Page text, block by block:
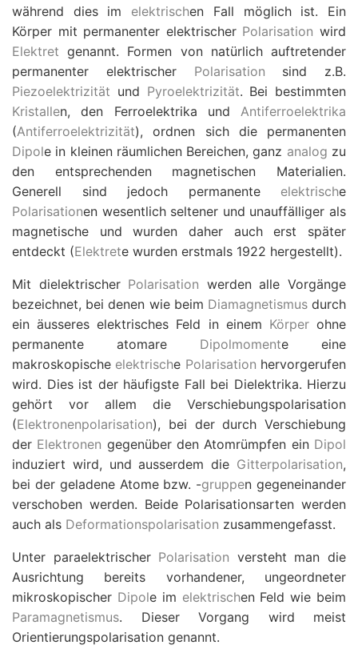
während dies im elektrischen Fall möglich ist. Ein
Körper mit permanenter elektrischer Polarisation wird
Elektret genannt. Formen von natürlich auftretender
permanenter elektrischer Polarisation sind z.B.
Piezoelektrizität und Pyroelektrizität. Bei bestimmten
Kristallen, den Ferroelektrika und Antiferroelektrika
(Antiferroelektrizität), ordnen sich die permanenten
Dipole in kleinen räumlichen Bereichen, ganz analog zu
den entsprechenden magnetischen Materialien.
Generell sind jedoch permanente elektrische
Polarisationen wesentlich seltener und unauffälliger als
magnetische und wurden daher auch erst später
entdeckt (Elektrete wurden erstmals 1922 hergestellt).
Mit dielektrischer Polarisation werden alle Vorgänge
bezeichnet, bei denen wie beim Diamagnetismusdurch
ein äusseres elektrisches Feld in einem Körperohne
permanente atomare Dipolmomente eine
makroskopische elektrische Polarisation hervorgerufen
wird. Dies ist der häufigste Fall bei Dielektrika. Hierzu
gehört vor allem die Verschiebungspolarisation
(Elektronenpolarisation), bei der durch Verschiebung
der Elektronen gegenüber den Atomrümpfen ein Dipol
induziert wird, und ausserdem die Gitterpolarisation,
bei der geladene Atome bzw. -gruppen gegeneinander
verschoben werden. Beide Polarisationsarten werden
auch als Deformationspolarisation zusammengefasst.
Unter paraelektrischer Polarisation versteht man die
Ausrichtung bereits vorhandener, ungeordneter
mikroskopischer Dipole im elektrischen Feld wie beim
Paramagnetismus. Dieser Vorgang wird meist
Orientierungspolarisation genannt.